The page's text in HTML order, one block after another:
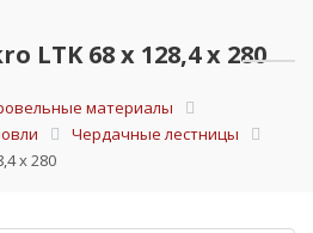
LTK 68 х 128,4 х 280
материалы
Чердачные лестницы
х 280